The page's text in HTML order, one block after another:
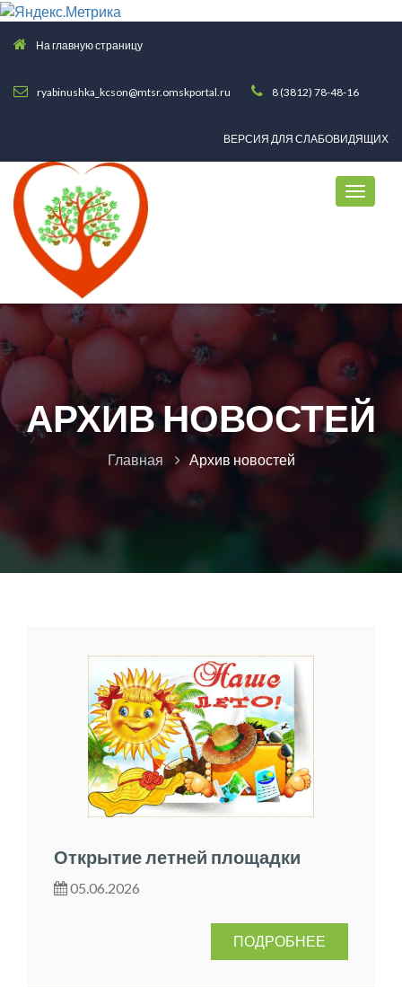
На главную страницу
ryabinushka_kcson@mtsr.omskportal.ru 8 (3812) 78-48-16
ВЕРСИЯ ДЛЯ СЛАБОВИДЯЩИХ
АРХИВ НОВОСТЕЙ
Главная Архив новостей
Открытие летней площадки
05.06.2026
ПОДРОБНЕЕ